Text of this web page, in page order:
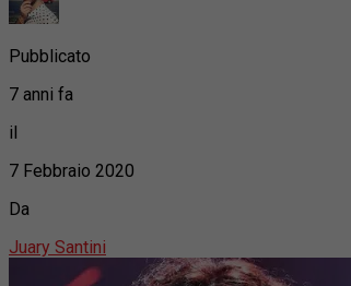
Pubblicato
7 anni fa
il
7 Febbraio 2020
Da
Juary Santini